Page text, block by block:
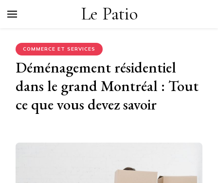
Le Patio
COMMERCE ET SERVICES
Déménagement résidentiel
dans le grand Montréal : Tout
ce que vous devez savoir